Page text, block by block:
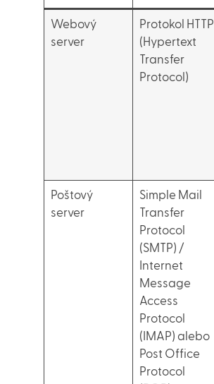
Webový
server
Protokol HTTP
(Hypertext
Transfer
Protocol)
Poštový
server
Simple Mail
Transfer
Protocol
(SMTP) /
Internet
Message
Access
Protocol
(IMAP) alebo
Post Office
Protocol